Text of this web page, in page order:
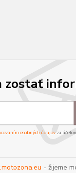
zostať
osobných údajov za
- žijeme